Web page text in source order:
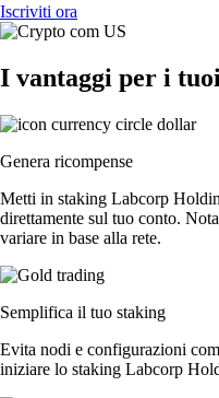
Iscriviti ora
I vantaggi per i
Genera ricompense
Metti in staking Labcorp
direttamente sul tuo conto.
variare in base alla rete.
Semplifica il tuo staking
Evita nodi e configurazioni
iniziare lo staking Labcorp